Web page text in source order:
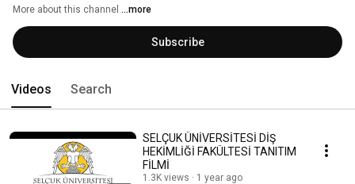
More about this channel ...more
Subscribe
Videos Search
SELÇUK ÜNİVERSİTESİ DİŞ
HEKİMLİĞİ FAKÜLTESİ TANITIM
FİLMİ
1.3K views 1 year ago